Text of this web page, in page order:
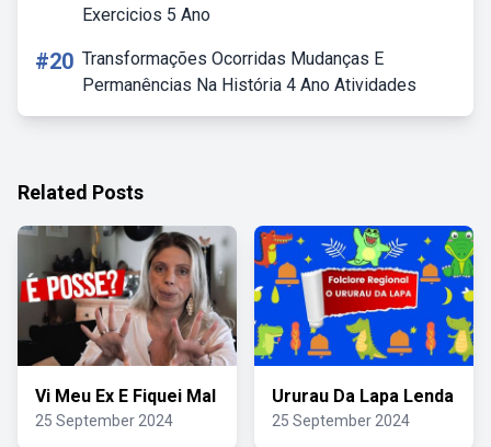
Exercicios 5 Ano
#20 Transformações Ocorridas Mudanças E
Permanências Na História 4 Ano Atividades
Related Posts
Vi Meu Ex E Fiquei Mal
25 September 2024
Ururau Da Lapa Lenda
25 September 2024